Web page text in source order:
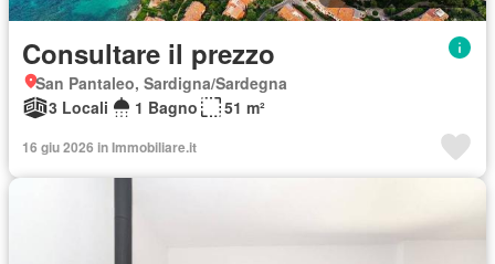
Consultare il prezzo
San Pantaleo, Sardigna/Sardegna
3 Locali
1 Bagno 51 m²
16 giu 2026 in Immobiliare.it